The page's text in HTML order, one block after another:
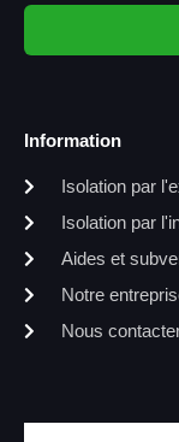
Information
Isolation par
Isolation par
Aides et
Notre
Nous